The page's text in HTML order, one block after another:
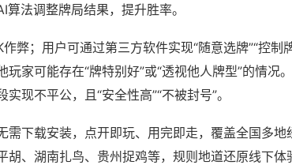
算法调整牌局结果，提升胜率。
弊；用户可通过第三方软件实现“随意选牌”“控制
玩家可能存在“牌特别好”或“透视他人牌型”的情况
实现不平公，且“安全性高”“不被封号”。
需下载安装，点开即玩、用完即走，覆盖全国多
胡、湖南扎鸟、贵州捉鸡等，规则地道还原线下